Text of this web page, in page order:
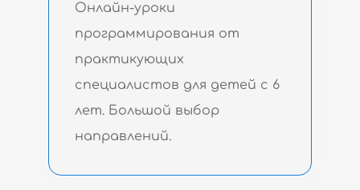
Онлайн-уроки
программирования от
практикующих
специалистов для детей с 6
лет. Большой выбор
направлений.